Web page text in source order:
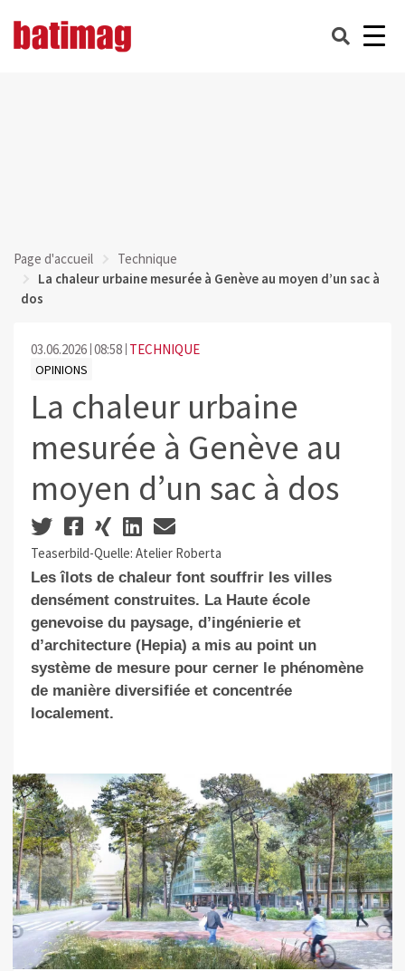
Page d'accueil
Technique
La chaleur urbaine mesurée à Genève au moyen d’un sac à
dos
03.06.2026 08:58 TECHNIQUE
OPINIONS
La chaleur urbaine
mesurée à Genève au
moyen d’un sac à dos
Teaserbild-Quelle: Atelier Roberta
Les îlots de chaleur font souffrir les villes
densément construites. La Haute école
genevoise du paysage, d’ingénierie et
d’architecture (Hepia) a mis au point un
système de mesure pour cerner le phénomène
de manière diversifiée et concentrée
localement.